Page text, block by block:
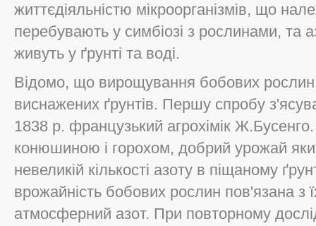
життєдіяльністю мікроорганізмів, що
перебувають у симбіозі з рослинами, та
живуть у ґрунті та воді.
Відомо, що вирощування бобових рослин
виснажених ґрунтів. Першу спробу
1838 р. французький агрохімік
конюшиною і горохом, добрий урожай
невеликій кількості азоту в піщаному
врожайність бобових рослин пов'язана з
атмосферний азот. При повторному